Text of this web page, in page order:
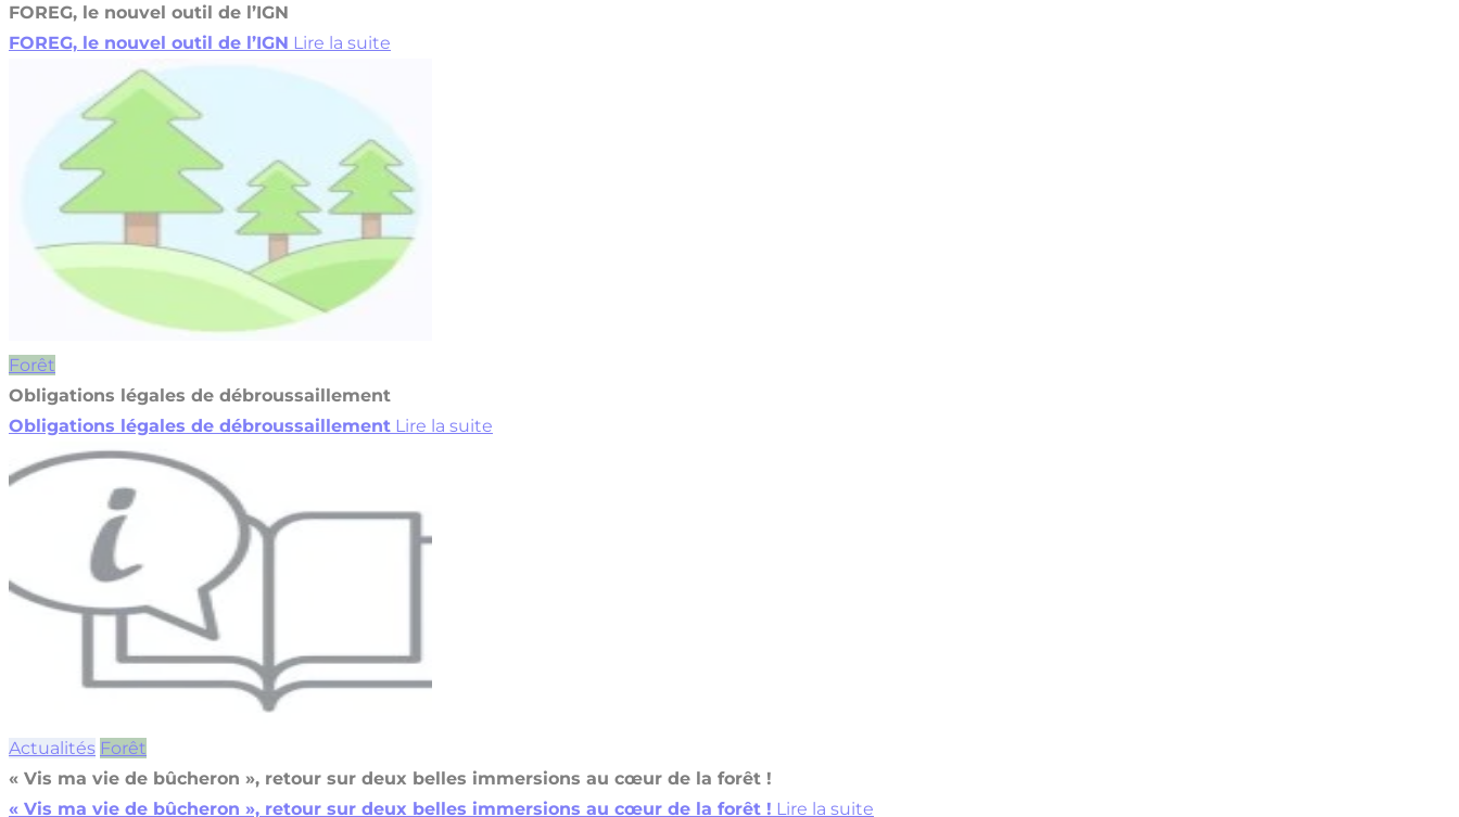
FOREG, le nouvel outil de l’IGN
FOREG, le nouvel outil de l’IGN Lire la suite
Forêt
Obligations légales de débroussaillement
Obligations légales de débroussaillement Lire la suite
Actualités Forêt
« Vis ma vie de bûcheron », retour sur deux belles immersions au cœur de la forêt !
« Vis ma vie de bûcheron », retour sur deux belles immersions au cœur de la forêt ! Lire la suite